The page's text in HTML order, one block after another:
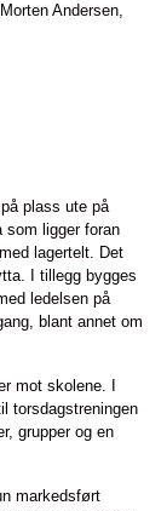
Andersen,
plass ute på
som ligger foran
lagertelt. Det
I tillegg bygges
ledelsen på
blant annet om
mot skolene. I
torsdagstreningen
grupper og en
markedsført